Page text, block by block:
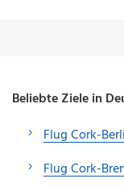
Beliebte Ziele in
Flug Cork-
Flug Cork-